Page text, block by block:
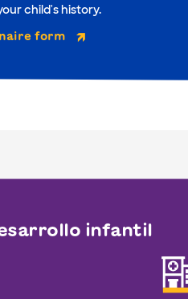
child's history.
form
infantil